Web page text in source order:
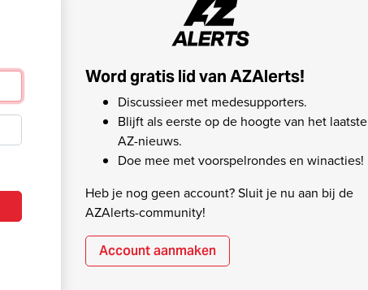
Word gratis lid van AZAlerts!
Discussieer met medesupporters.
Blijft als eerste op de hoogte van het laatste
AZ-nieuws.
Doe mee met voorspelrondes en winacties!
Heb je nog geen account? Sluit je nu aan bij de
AZAlerts-community!
Account aanmaken